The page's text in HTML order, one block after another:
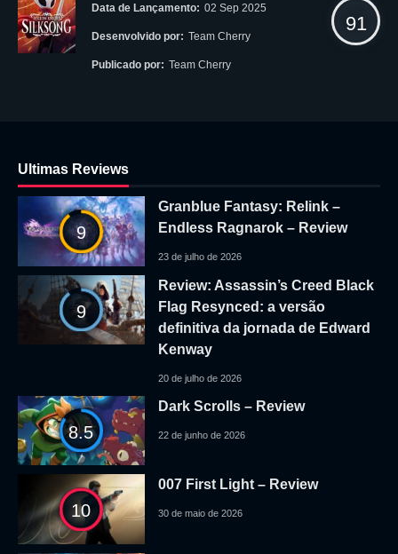
Data de Lançamento: 02 Sep 2025
Desenvolvido por: Team Cherry
Publicado por: Team Cherry
91
Ultimas Reviews
9
Granblue Fantasy: Relink –
Endless Ragnarok – Review
23 de julho de 2026
9
Review: Assassin’s Creed Black
Flag Resynced: a versão
definitiva da jornada de Edward
Kenway
20 de julho de 2026
8.5
Dark Scrolls – Review
22 de junho de 2026
10
007 First Light – Review
30 de maio de 2026